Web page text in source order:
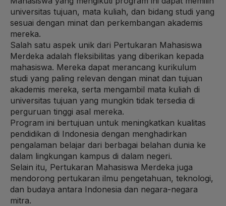
universitas tujuan, mata kuliah, dan bidang studi yang
sesuai dengan minat dan perkembangan akademis
mereka.
Salah satu aspek unik dari Pertukaran Mahasiswa
Merdeka adalah fleksibilitas yang diberikan kepada
mahasiswa. Mereka dapat merancang kurikulum
studi yang paling relevan dengan minat dan tujuan
akademis mereka, serta mengambil mata kuliah di
universitas tujuan yang mungkin tidak tersedia di
perguruan tinggi asal mereka.
Program ini bertujuan untuk meningkatkan kualitas
pendidikan di Indonesia dengan menghadirkan
pengalaman belajar dari berbagai belahan dunia ke
dalam lingkungan kampus di dalam negeri.
Selain itu, Pertukaran Mahasiswa Merdeka juga
mendorong pertukaran ilmu pengetahuan, teknologi,
dan budaya antara Indonesia dan negara-negara
mitra.